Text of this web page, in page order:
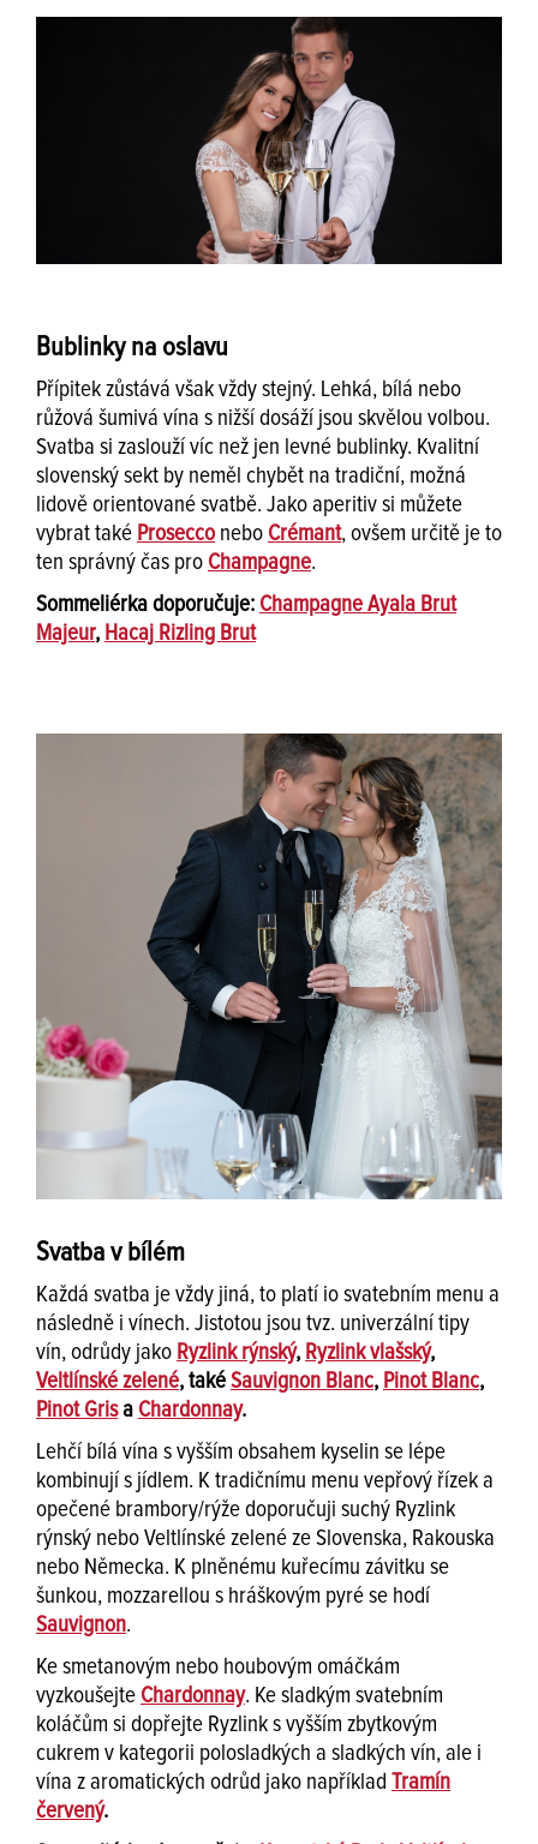
Bublinky na oslavu
Přípitek zůstává však vždy stejný. Lehká, bílá nebo
růžová šumivá vína s nižší dosáží jsou skvělou volbou.
Svatba si zaslouží víc než jen levné bublinky. Kvalitní
slovenský sekt by neměl chybět na tradiční, možná
lidově orientované svatbě. Jako aperitiv si můžete
vybrat také Prosecco nebo Crémant, ovšem určitě je to
ten správný čas pro Champagne.
Sommeliérka doporučuje: Champagne Ayala Brut
Majeur, Hacaj Rizling Brut
Svatba v bílém
Každá svatba je vždy jiná, to platí io svatebním menu a
následně i vínech. Jistotou jsou tvz. univerzální tipy
vín, odrůdy jako Ryzlink rýnský, Ryzlink vlašský,
Veltlínské zelené, také Sauvignon Blanc, Pinot Blanc,
Pinot Grisa Chardonnay.
Lehčí bílá vína s vyšším obsahem kyselin se lépe
kombinují s jídlem. K tradičnímu menu vepřový řízek a
opečené brambory/rýže doporučuji suchý Ryzlink
rýnský nebo Veltlínské zelené ze Slovenska, Rakouska
nebo Německa. K plněnému kuřecímu závitku se
šunkou, mozzarellou s hráškovým pyré se hodí
Sauvignon.
Ke smetanovým nebo houbovým omáčkám
vyzkoušejte Chardonnay. Ke sladkým svatebním
koláčům si dopřejte Ryzlink s vyšším zbytkovým
cukrem v kategorii polosladkých a sladkých vín, ale i
vína z aromatických odrůd jako například Tramín
červený.